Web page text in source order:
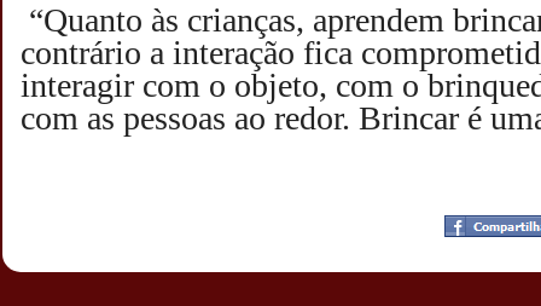
“Quanto às crianças, aprendem
contrário a interação fica
interagir com o objeto, com o
com as pessoas ao redor. Brincar é
19:23